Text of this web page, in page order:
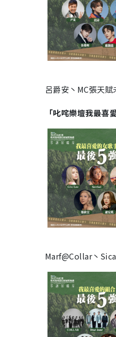
呂爵安丶MC張天
「叱咤樂壇我最喜
Marf@Collar丶